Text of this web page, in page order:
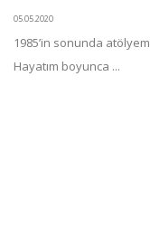
05.05.2020
1985’in sonunda
Hayatım boyunca ...